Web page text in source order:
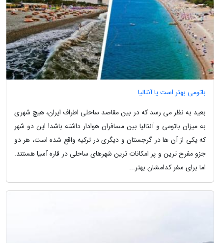
باتومی بهتر است یا آنتالیا
بعید به نظر می رسد که در بین مقاصد ساحلی اطراف ایران، هیچ شهری
به میزان باتومی و آنتالیا بین مسافران هوادار داشته باشد! این دو شهر
که یکی از آن ها در گرجستان و دیگری در ترکیه واقع شده است، هر دو
جزو مفرح ترین و پر امکانات ترین شهرهای ساحلی در قاره آسیا هستند.
اما برای سفر کدامشان بهتر...